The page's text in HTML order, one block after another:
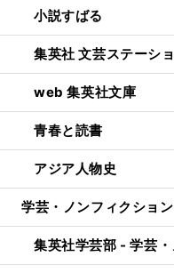
小説すばる
集英社 文芸ステーシ
web 集英社文庫
青春と読書
アジア人物史
学芸・ノンフィクショ
集英社学芸部 - 学芸